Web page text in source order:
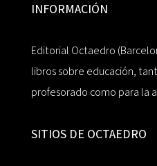
INFORMACIÓN
Editorial Octaedro
libros sobre educación,
profesorado como para la
SITIOS DE OCTAEDRO